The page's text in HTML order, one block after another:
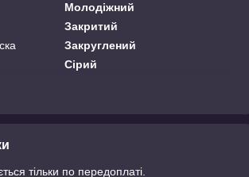
Молодіжний
Закритий
Закруглений
Сірий
тільки по передоплаті.